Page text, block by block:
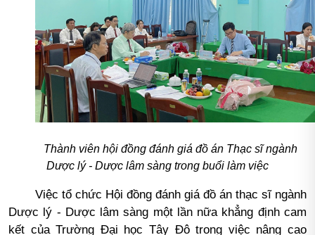
Thành viên hội đồng đánh giá đồ án Thạc sĩ ngành
Dược lý - Dược lâm sàng trong buổi làm việc
Việc tổ chức Hội đồng đánh giá đồ án thạc sĩ ngành
Dược lý - Dược lâm sàng một lần nữa khẳng định cam
kết của Trường Đại học Tây Đô trong việc nâng cao